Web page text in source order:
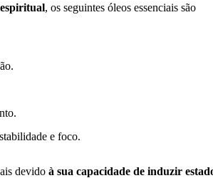
, os seguintes óleos essenciais são
e foco.
devido à sua capacidade de induzir